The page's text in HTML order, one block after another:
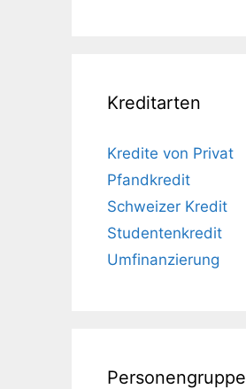
Kreditarten
Kredite von Privat
Pfandkredit
Schweizer Kredit
Studentenkredit
Umfinanzierung